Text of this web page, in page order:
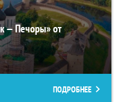
— Печоры» от
ПОДРОБНЕЕ